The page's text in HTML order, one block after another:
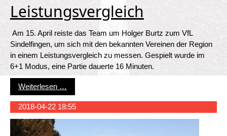
Leistungsvergleich
Am 15. April reiste das Team um Holger Burtz zum VfL
Sindelfingen, um sich mit den bekannten Vereinen der Region
in einem Leistungsvergleich zu messen. Gespielt wurde im
6+1 Modus, eine Partie dauerte 16 Minuten.
Weiterlesen …
2018-04-22 18:55